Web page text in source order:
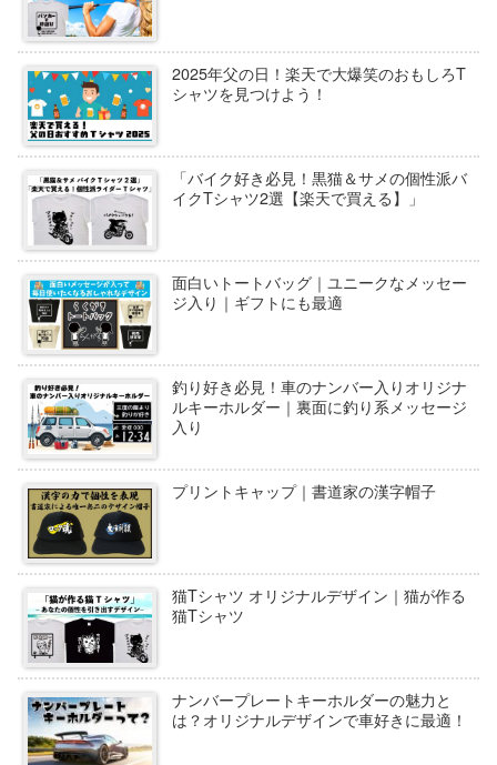
2025年父の日！楽天で大爆笑のおもしろT
シャツを見つけよう！
「バイク好き必見！黒猫＆サメの個性派バ
イクTシャツ2選【楽天で買える】」
面白いトートバッグ｜ユニークなメッセー
ジ入り｜ギフトにも最適
釣り好き必見！車のナンバー入りオリジナ
ルキーホルダー｜裏面に釣り系メッセージ
入り
プリントキャップ｜書道家の漢字帽子
猫Tシャツ オリジナルデザイン｜猫が作る
猫Tシャツ
ナンバープレートキーホルダーの魅力と
は？オリジナルデザインで車好きに最適！